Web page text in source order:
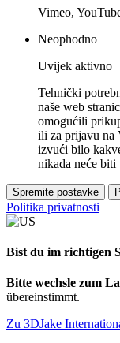
Vimeo,
Neophodno
Uvijek aktivno
Tehnički
naše web
omogućili
ili za prijavu na
izvući bilo
nikada neće biti
Spremite postavke
Politika privatnosti
Bist du im richtigen
Bitte wechsle zum
übereinstimmt.
Zu 3DJake